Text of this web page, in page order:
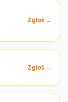
Zgłoś →
Zgłoś →